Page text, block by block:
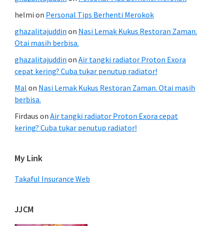
helmi on Personal Tips Berhenti Merokok
ghazalitajuddin on Nasi Lemak Kukus Restoran Zaman.
Otai masih berbisa.
ghazalitajuddin on Air tangki radiator Proton Exora
cepat kering? Cuba tukar penutup radiator!
Mal on Nasi Lemak Kukus Restoran Zaman. Otai masih
berbisa.
Firdaus on Air tangki radiator Proton Exora cepat
kering? Cuba tukar penutup radiator!
My Link
Takaful Insurance Web
JJCM